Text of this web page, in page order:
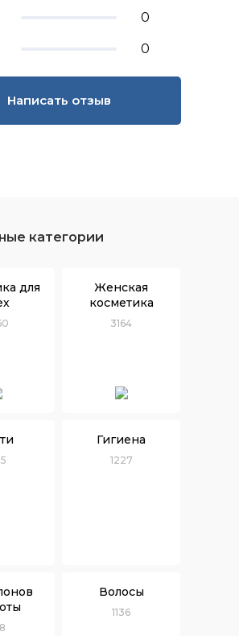
0
0
Написать отзыв
категории
для
Женская
косметика
3164
Гигиена
1227
Волосы
1136